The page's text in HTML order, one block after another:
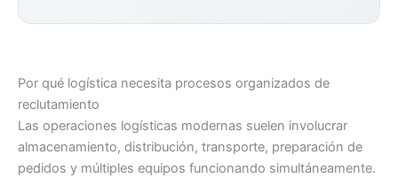
Por qué logística necesita procesos organizados de
reclutamiento
Las operaciones logísticas modernas suelen involucrar
almacenamiento, distribución, transporte, preparación de
pedidos y múltiples equipos funcionando simultáneamente.